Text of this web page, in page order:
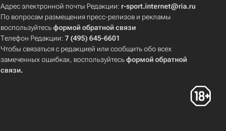
Адрес электронной почты Редакции: r-sport.internet@ria.ru
По вопросам размещения пресс-релизов и рекламы
воспользуйтесьформой обратной связи
Телефон Редакции:7 (495) 645-6601
Чтобы связаться с редакцией или сообщить обо всех
замеченных ошибках, воспользуйтесьформой обратной
связи.